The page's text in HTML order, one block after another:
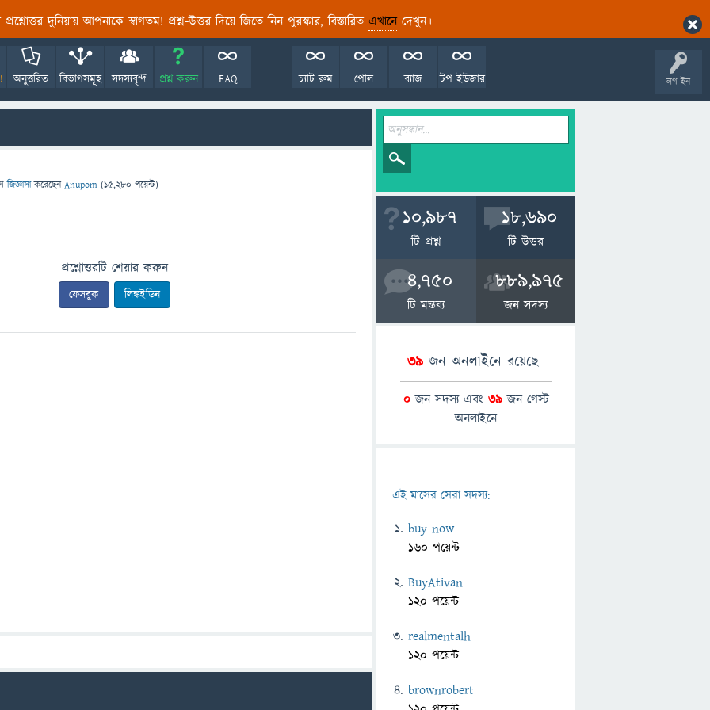
প্রশ্নোত্তর দুনিয়ায় আপনাকে স্বাগতম! প্রশ্ন-উত্তর দিয়ে জিতে নিন পুরস্কার, বিস্তারিত এখানেদেখুন।
লগ ইন
অনুত্তরিত বিভাগসমূহ সদস্যবৃন্দ প্রশ্ন করুন FAQ টপ ইউজার
ব্যাজ
পোল
চ্যাট রুম
জিজ্ঞাসাকরেছেনAnupom (15,280 পয়েন্ট)
প্রশ্নোত্তরটি শেয়ার করুন
ফেসবুক লিঙ্কইডিন
10,987
টি প্রশ্ন
18,690
টি উত্তর
4,750
টি মন্তব্য
889,975
জন সদস্য
39জন অনলাইনে রয়েছে
0জন সদস্য এবং 39জন গেস্ট
অনলাইনে
এই মাসের সেরা সদস্য:
buy now
160 পয়েন্ট
BuyAtivan
120 পয়েন্ট
realmentalh
120 পয়েন্ট
brownrobert